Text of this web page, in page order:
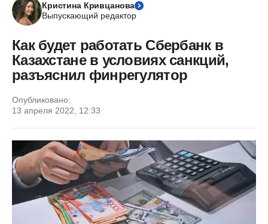
Кристина Кривцанова
Выпускающий редактор
Как будет работать Сбербанк в
Казахстане в условиях санкций,
разъяснил финрегулятор
Опубликовано:
13 апреля 2022, 12:33